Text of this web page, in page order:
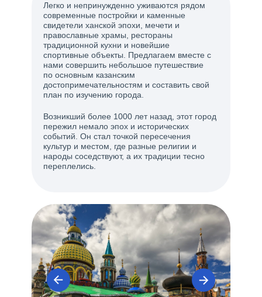
Легко и непринужденно уживаются рядом
современные постройки и каменные
свидетели ханской эпохи, мечети и
православные храмы, рестораны
традиционной кухни и новейшие
спортивные объекты. Предлагаем вместе с
нами совершить небольшое путешествие
по основным казанским
достопримечательностям и составить свой
план по изучению города.
Возникший более 1000 лет назад, этот город
пережил немало эпох и исторических
событий. Он стал точкой пересечения
культур и местом, где разные религии и
народы соседствуют, а их традиции тесно
переплелись.